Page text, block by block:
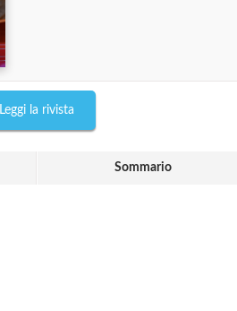
Leggi la rivista
Sommario